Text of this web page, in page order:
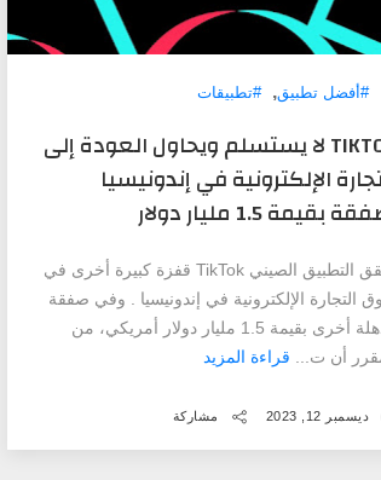
#أفضل تطبيق, #تطبيقات
TIKTOK لا يستسلم ويحاول العودة إلى
الإلكترونية في إندونيسيا
بقيمة 1.5 مليار دولار
يحقق التطبيق الصيني TikTok قفزة كبيرة أخرى في
التجارة الإلكترونية في إندونيسيا . وفي صفقة
مذهلة أخرى بقيمة 1.5 مليار دولار أمريكي، من
أن ت... قراءة المزيد
ديسمبر 12, 2023 مشاركة